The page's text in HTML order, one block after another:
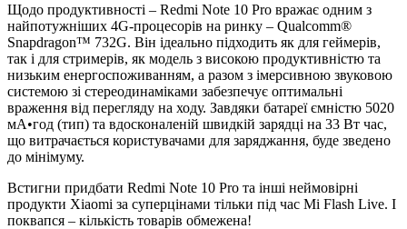
Щодо продуктивності – Redmi Note 10 Pro вражає одним з
найпотужніших 4G-процесорів на ринку – Qualcomm®
Snapdragon™ 732G. Він ідеально підходить як для геймерів,
так і для стримерів, як модель з високою продуктивністю та
низьким енергоспоживанням, а разом з імерсивною звуковою
системою зі стереодинаміками забезпечує оптимальні
враження від перегляду на ходу. Завдяки батареї ємністю 5020
мА•год (тип) та вдосконаленій швидкій зарядці на 33 Вт час,
що витрачається користувачами для заряджання, буде зведено
до мінімуму.
Встигни придбати Redmi Note 10 Pro та інші неймовірні
продукти Xiaomi за суперцінами тільки під час Mi Flash Live. І
поквапся – кількість товарів обмежена!